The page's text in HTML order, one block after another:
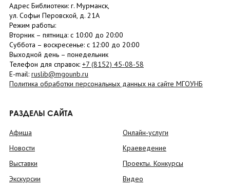
Адрес Библиотеки: г. Мурманск,
ул. Софьи Перовской, д. 21А
Режим работы:
Вторник – пятница: с 10:00 до 20:00
Суббота – воскресенье: c 12:00 до 20:00
Выходной день – понедельник
Телефон для справок: +7 (8152) 45-08-58
E-mail: ruslib@mgounb.ru
Политика обработки персональных данных на сайте МГОУНБ
РАЗДЕЛЫ САЙТА
Афиша
Новости
Выставки
Экскурсии
Онлайн-услуги
Краеведение
Проекты. Конкурсы
Видео